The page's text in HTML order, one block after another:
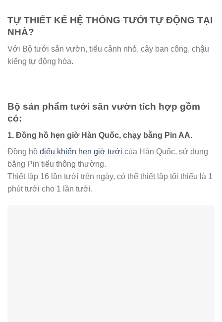
TỰ THIẾT KẾ HỆ THỐNG TƯỚI TỰ ĐỘNG TẠI
NHÀ?
Với Bộ tưới sân vườn, tiểu cảnh nhỏ, cây ban công, chậu
kiểng tự động hóa.
Bộ sản phẩm tưới sân vườn tích hợp gồm
có:
1. Đồng hồ hẹn giờ Hàn Quốc, chạy bằng Pin AA.
Đồng hồ điểu khiển hẹn giờ tưới của Hàn Quốc, sử dụng
bằng Pin tiểu thông thường.
Thiết lập 16 lần tưới trên ngày, có thể thiết lập tối thiểu là 1
phút tưới cho 1 lần tưới.